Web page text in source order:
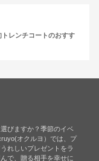
トレンチコートのおすす
びますか？季節のイベ
オクルヨ）では、プ
れしいプレゼントをラ
で、贈る相手を幸せに